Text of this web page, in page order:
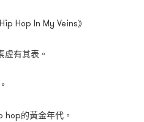
Hop In My Veins》
有其表。
hop的黃金年代。